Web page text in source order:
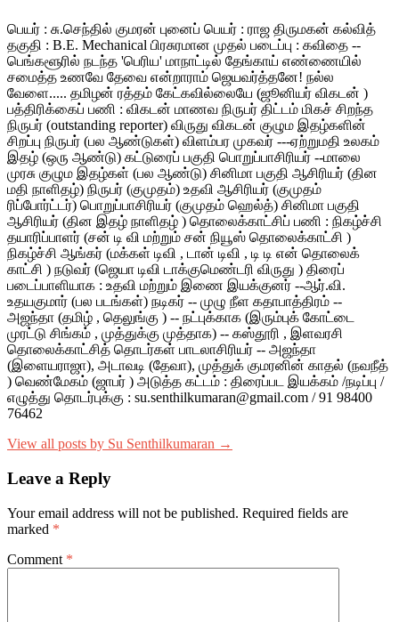
பெயர் : சு.செந்தில் குமரன் புனைப் பெயர் : ராஜ திருமகன் கல்வித்
தகுதி : B.E. Mechanical பிரசுரமான முதல் படைப்பு : கவிதை --
பெங்களூரில் நடந்த 'பெரிய' மாநாட்டில் தேங்காய் எண்ணையில்
சமைத்த உணவே தேவை என்றாராம் ஜெயவர்த்தனே! நல்ல
வேளை..... தமிழன் ரத்தம் கேட்கவில்லையே (ஜூனியர் விகடன் )
பத்திரிக்கைப் பணி : விகடன் மாணவ நிருபர் திட்டம் மிகச் சிறந்த
நிருபர் (outstanding reporter) விருது விகடன் குழும இதழ்களின்
சிறப்பு நிருபர் (பல ஆண்டுகள்) விளம்பர முகவர் ---ஏற்றுமதி உலகம்
இதழ் (ஒரு ஆண்டு) கட்டுரைப் பகுதி பொறுப்பாசிரியர் --மாலை
முரசு குழும இதழ்கள் (பல ஆண்டு) சினிமா பகுதி ஆசிரியர் (தின
மதி நாளிதழ்) நிருபர் (குமுதம்) உதவி ஆசிரியர் (குமுதம்
ரிப்போர்ட்டர்) பொறுப்பாசிரியர் (குமுதம் ஹெல்த்) சினிமா பகுதி
ஆசிரியர் (தின இதழ் நாளிதழ் ) தொலைக்காட்சிப் பணி : நிகழ்ச்சி
தயாரிப்பாளர் (சன் டி வி மற்றும் சன் நியூஸ் தொலைக்காட்சி )
நிகழ்ச்சி ஆங்கர் (மக்கள் டிவி , டான் டிவி , டி டி என் தொலைக்
காட்சி ) நடுவர் (ஜெயா டிவி டாக்குமெண்டரி விருது ) திரைப்
படைப்பாளியாக : உதவி மற்றும் இணை இயக்குனர் --ஆர்.வி.
உதயகுமார் (பல படங்கள்) நடிகர் -- முழு நீள கதாபாத்திரம் --
அஜந்தா (தமிழ் , தெலுங்கு ) -- நட்புக்காக (இரும்புக் கோட்டை
முரட்டு சிங்கம் , முத்துக்கு முத்தாக) -- கஸ்தூரி , இளவரசி
தொலைக்காட்சித் தொடர்கள் பாடலாசிரியர் -- அஜந்தா
(இளையராஜா), அடாவடி (தேவா), முத்துக் குமரனின் காதல் (நவநீத்
) வெண்மேகம் (ஜாபர் ) அடுத்த கட்டம் : திரைப்பட இயக்கம் /நடிப்பு /
எழுத்து தொடர்புக்கு : su.senthilkumaran@gmail.com / 91 98400
76462
View all posts by Su Senthilkumaran →
Leave a Reply
Your email address will not be published. Required fields are
marked *
Comment *